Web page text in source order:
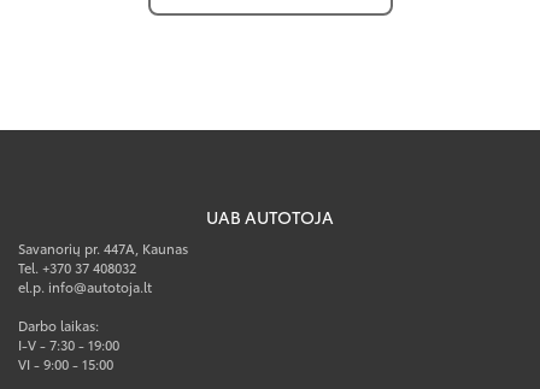
UAB AUTOTOJA
Savanorių pr. 447A, Kaunas
Tel. +370 37 408032
el.p. info@autotoja.lt
Darbo laikas:
I-V - 7:30 - 19:00
VI - 9:00 - 15:00